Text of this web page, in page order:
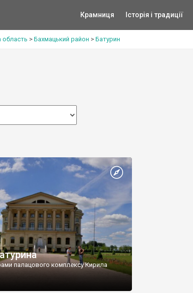
Крамниця Історія і традиції
область > Бахмацький район > Батурин
комплексу Кирила